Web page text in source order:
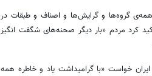
همه‌ی گروه‌ها و گرایش‌ها و اصناف و طبقات در
کرد مردم «بار دیگر صحنه‌های شگفت انگیز
ایران خواست «با گرامیداشت یاد و خاطره همه